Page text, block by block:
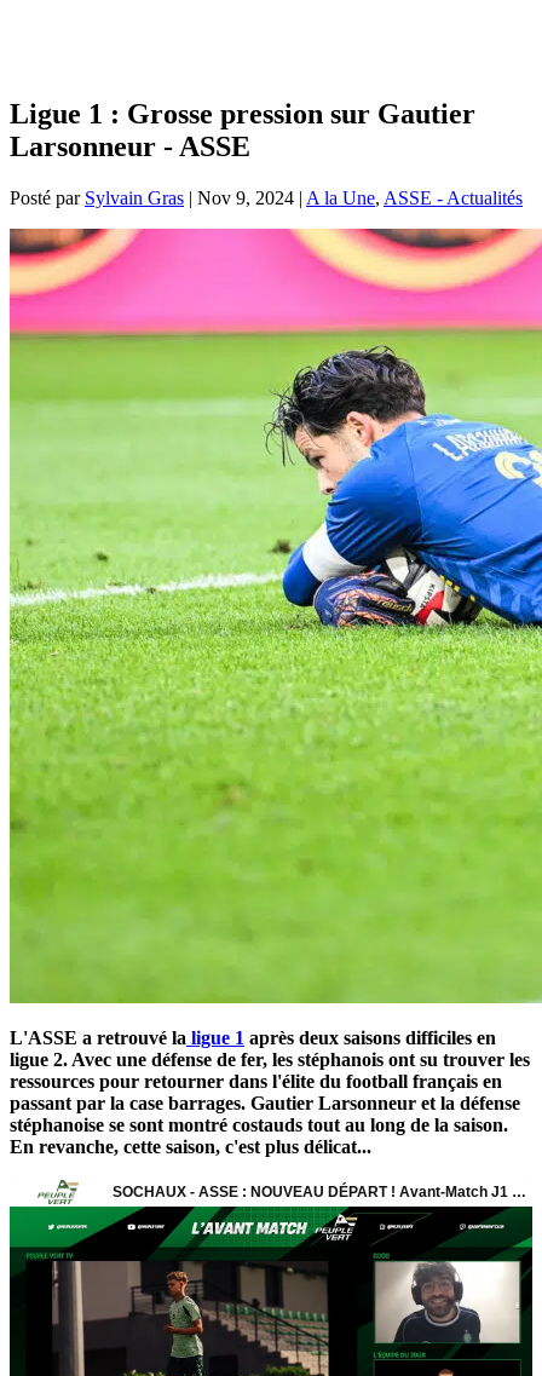
Ligue 1 : Grosse pression sur Gautier
Larsonneur - ASSE
Posté par Sylvain Gras | Nov 9, 2024 | A la Une, ASSE - Actualités
L'ASSE a retrouvé la ligue 1 après deux saisons difficiles en
ligue 2. Avec une défense de fer, les stéphanois ont su trouver les
ressources pour retourner dans l'élite du football français en
passant par la case barrages. Gautier Larsonneur et la défense
stéphanoise se sont montré costauds tout au long de la saison.
En revanche, cette saison, c'est plus délicat...